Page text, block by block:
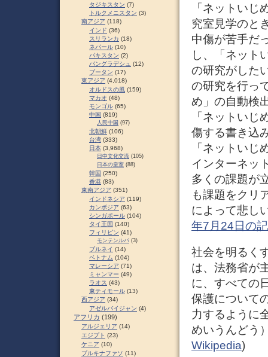
「ネットい
究室見学のと
中傷が苦手だ
し、「ネット
の研究がした
の研究を行っ
め」の自動検
「ネットい
傷する書き込
「ネットい
インターネッ
多くの課題が
も課題をクリ
によって悲し
年7月24日の
社会を明るく
は、法務省が
に、すべての
保護について
力するように
めいうんどう
Wikipedia)
タジキスタン (7)
トルクメニスタン (3)
南アジア (118)
インド (36)
スリランカ (18)
ネパール (10)
パキスタン (2)
バングラデシュ (12)
ブータン (17)
東アジア (4,018)
オルドスの風 (159)
マカオ (48)
モンゴル (65)
中国 (819)
人民中国 (97)
北朝鮮 (106)
台湾 (333)
日本 (3,968)
日中文化交流 (105)
日本の皇室 (88)
韓国 (250)
香港 (83)
東南アジア (351)
インドネシア (119)
カンボジア (63)
シンガポール (104)
タイ王国 (140)
フィリピン (41)
モンテンルパ (3)
ブルネイ (14)
ベトナム (104)
マレーシア (71)
ミャンマー (49)
ラオス (43)
東ティモール (13)
西アジア (34)
アゼルバイジャン (4)
アフリカ (199)
アルジェリア (14)
エジプト (23)
ケニア (10)
ブルキナファソ (11)